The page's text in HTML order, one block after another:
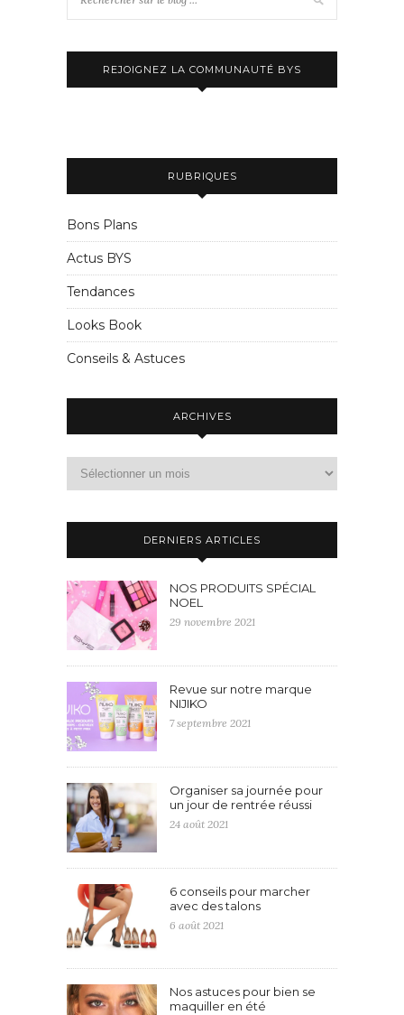
REJOIGNEZ LA COMMUNAUTÉ BYS
RUBRIQUES
Bons Plans
Actus BYS
Tendances
Looks Book
Conseils & Astuces
ARCHIVES
DERNIERS ARTICLES
NOS PRODUITS SPÉCIAL
NOEL
29 novembre 2021
Revue sur notre marque
NIJIKO
7 septembre 2021
Organiser sa journée pour
un jour de rentrée réussi
24 août 2021
6 conseils pour marcher
avec des talons
6 août 2021
Nos astuces pour bien se
maquiller en été